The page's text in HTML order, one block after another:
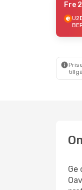
Fre
U2
Ge